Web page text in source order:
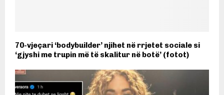
70-vjeçari ‘bodybuilder’ njihet në rrjetet sociale si
‘gjyshi me trupin më të skalitur në botë’ (fotot)